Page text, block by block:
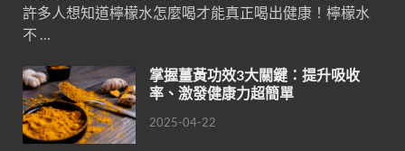
許多人想知道檸檬水怎麼喝才能真正喝出健康！檸檬水
不 …
掌握薑黃功效3大關鍵：提升吸收
率、激發健康力超簡單
2025-04-22